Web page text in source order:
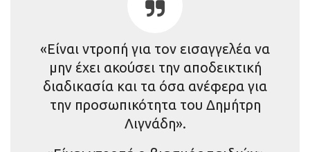
«Είναι ντροπή για τον εισαγγελέα να
μην έχει ακούσει την αποδεικτική
διαδικασία και τα όσα ανέφερα για
την προσωπικότητα του Δημήτρη
Λιγνάδη».